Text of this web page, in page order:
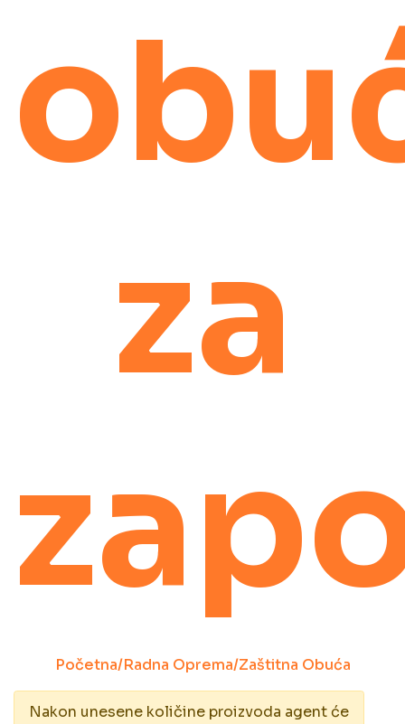
za
Početna/Radna Oprema/Zaštitna Obuća
Nakon unesene količine proizvoda agent će